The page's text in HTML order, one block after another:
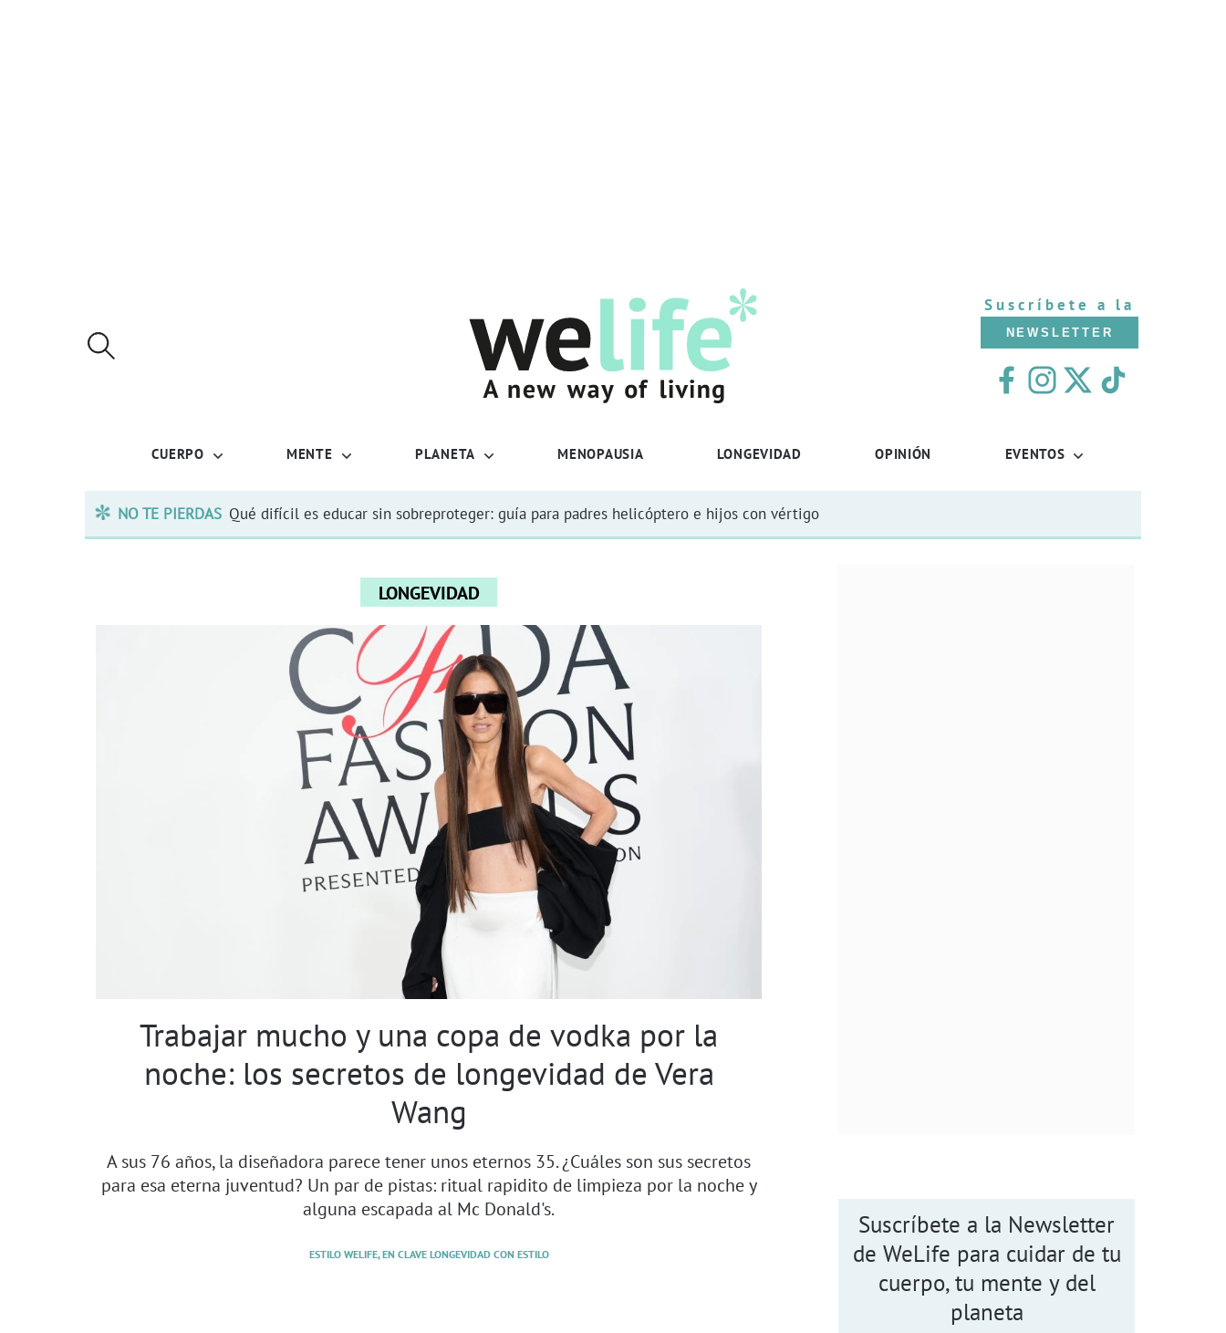
Suscríbete a la
NEWSLETTER
CUERPO MENTE PLANETA MENOPAUSIA LONGEVIDAD OPINIÓN EVENTOS
NO TE PIERDAS Qué difícil es educar sin sobreproteger: guía para padres helicóptero e hijos con vértigo
LONGEVIDAD
Trabajar mucho y una copa de vodka por la
noche: los secretos de longevidad de Vera
Wang
A sus 76 años, la diseñadora parece tener unos eternos 35. ¿Cuáles son sus secretos
para esa eterna juventud? Un par de pistas: ritual rapidito de limpieza por la noche y
alguna escapada al Mc Donald's.
ESTILO WELIFE, EN CLAVE LONGEVIDAD CON ESTILO
Suscríbete a la Newsletter
de WeLife para cuidar de tu
cuerpo, tu mente y del
planeta